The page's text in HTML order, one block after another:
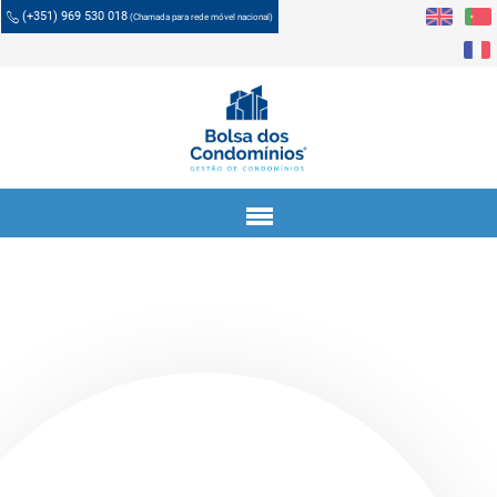
(+351) 969 530 018 (Chamada para rede móvel nacional)
Menu